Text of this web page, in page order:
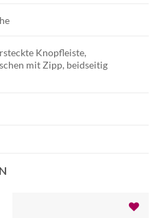
Knopfleiste,
mit Zipp, beidseitig